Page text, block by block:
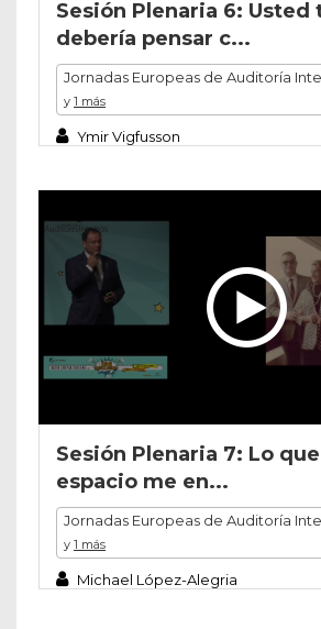
Sesión Plenaria 6: Usted
debería pensar c...
Jornadas Europeas de Auditoría
y 1 más
Ymir Vigfusson
Sesión Plenaria 7: Lo
espacio me en...
Jornadas Europeas de Auditoría
y 1 más
Michael López-Alegria